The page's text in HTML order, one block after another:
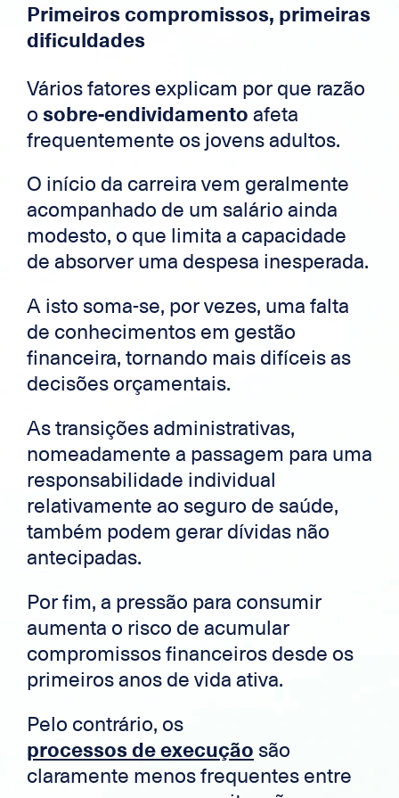
Primeiros compromissos, primeiras
dificuldades
Vários fatores explicam por que razão
o sobre-endividamento afeta
frequentemente os jovens adultos.
O início da carreira vem geralmente
acompanhado de um salário ainda
modesto, o que limita a capacidade
de absorver uma despesa inesperada.
A isto soma-se, por vezes, uma falta
de conhecimentos em gestão
financeira, tornando mais difíceis as
decisões orçamentais.
As transições administrativas,
nomeadamente a passagem para uma
responsabilidade individual
relativamente ao seguro de saúde,
também podem gerar dívidas não
antecipadas.
Por fim, a pressão para consumir
aumenta o risco de acumular
compromissos financeiros desde os
primeiros anos de vida ativa.
Pelo contrário, os
processos de execução são
claramente menos frequentes entre